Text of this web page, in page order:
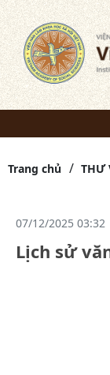
Trang chủ THƯ
07/12/2025 03:32
Lịch sử